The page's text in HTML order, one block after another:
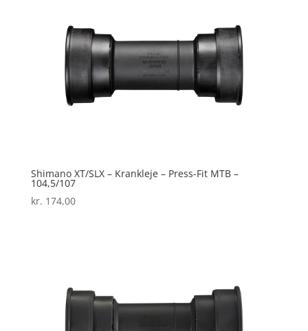
Shimano XT/SLX – Krankleje – Press-Fit MTB –
104,5/107
kr. 174,00